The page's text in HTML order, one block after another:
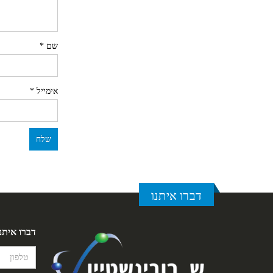
שם*
אימייל*
דברו איתנו
דברו